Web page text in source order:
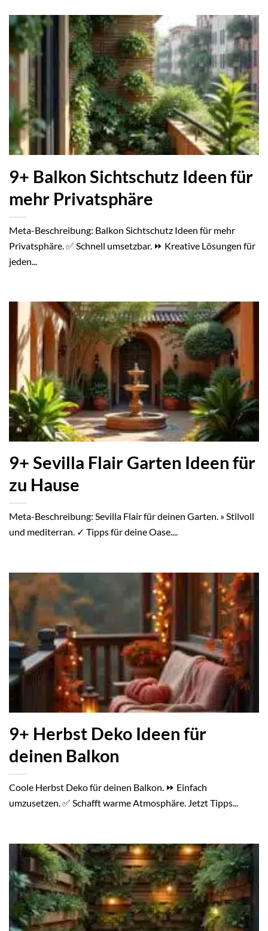
9+ Balkon Sichtschutz Ideen für
mehr Privatsphäre
Meta-Beschreibung: Balkon Sichtschutz Ideen für mehr
Privatsphäre. ✅ Schnell umsetzbar. ⏩ Kreative Lösungen für
jeden...
9+ Sevilla Flair Garten Ideen für
zu Hause
Meta-Beschreibung: Sevilla Flair für deinen Garten. » Stilvoll
und mediterran. ✓ Tipps für deine Oase....
9+ Herbst Deko Ideen für
deinen Balkon
Coole Herbst Deko für deinen Balkon. ⏩ Einfach
umzusetzen. ✅ Schafft warme Atmosphäre. Jetzt Tipps...